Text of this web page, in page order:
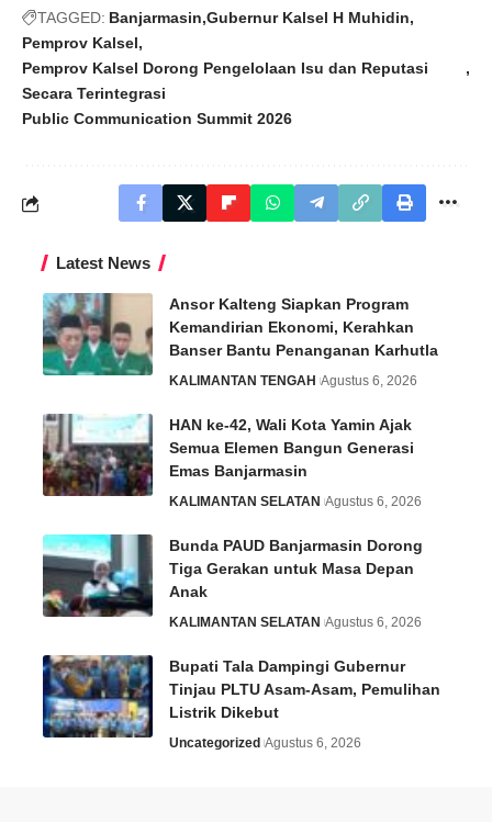
TAGGED: Banjarmasin Gubernur Kalsel H Muhidin
Pemprov Kalsel
Pemprov Kalsel Dorong Pengelolaan Isu dan Reputasi
Secara Terintegrasi
Public Communication Summit 2026
Latest News
Ansor Kalteng Siapkan Program
Kemandirian Ekonomi, Kerahkan
Banser Bantu Penanganan Karhutla
KALIMANTAN TENGAH Agustus 6, 2026
HAN ke-42, Wali Kota Yamin Ajak
Semua Elemen Bangun Generasi
Emas Banjarmasin
KALIMANTAN SELATAN Agustus 6, 2026
Bunda PAUD Banjarmasin Dorong
Tiga Gerakan untuk Masa Depan
Anak
KALIMANTAN SELATAN Agustus 6, 2026
Bupati Tala Dampingi Gubernur
Tinjau PLTU Asam-Asam, Pemulihan
Listrik Dikebut
Uncategorized Agustus 6, 2026